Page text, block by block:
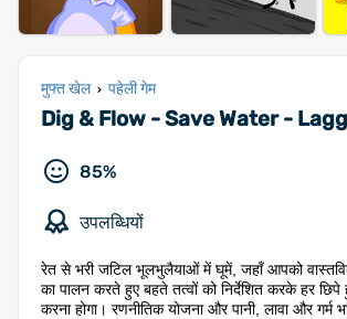
मुफ्त खेल › पहेली गेम
Dig & Flow - Save Water -
85%
उपलब्धियों
रेत से भरी जटिल भूलभुलैयाओं में घूमें, जहाँ आपको
का पालन करते हुए बहते तत्वों को निर्देशित करके हर छिपे
करना होगा। रणनीतिक योजना और पानी, लावा और गर्म